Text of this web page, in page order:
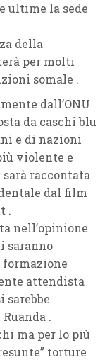
ultime la sede
della
per molti
somale .
dall’ONU
da caschi blu
e di nazioni
violente e
raccontata
dal film
.
nell’opinione
saranno
attendista
sarebbe
.
ma per lo più
torture